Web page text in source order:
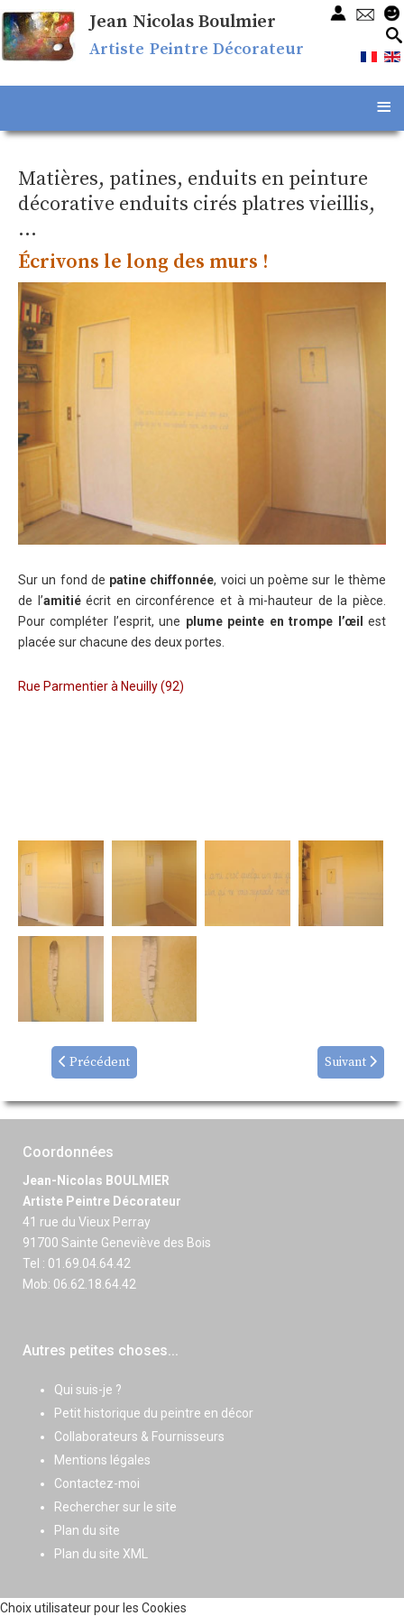
Jean Nicolas Boulmier
Artiste Peintre Décorateur
≡
Matières, patines, enduits en peinture
décorative enduits cirés platres vieillis,
...
Écrivons le long des murs !
Sur un fond de patine chiffonnée, voici un poème sur le thème
de l’amitiéécrit en circonférence et à mi-hauteur de la pièce.
Pour compléter l’esprit, une plume peinte en trompe l’œil
est
placée sur chacune des deux portes.
Rue Parmentier à Neuilly (92)
Précédent Suivant
Coordonnées
Jean-Nicolas BOULMIER
Artiste Peintre Décorateur
41 rue du Vieux Perray
91700 Sainte Geneviève des Bois
Tel : 01.69.04.64.42
Mob: 06.62.18.64.42
Autres petites choses...
Qui suis-je ?
Petit historique du peintre en décor
Collaborateurs & Fournisseurs
Mentions légales
Contactez-moi
Rechercher sur le site
Plan du site
Plan du site XML
Choix utilisateur pour les Cookies